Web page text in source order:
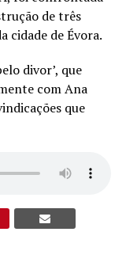
de três
cidade de Évora.
divor’, que
com Ana
que